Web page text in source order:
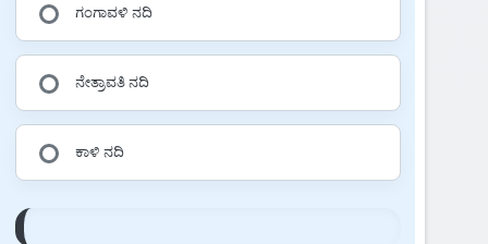
ಗಂಗಾವಳಿ ನದಿ
ನೇತ್ರಾವತಿ ನದಿ
ಕಾಳಿ ನದಿ